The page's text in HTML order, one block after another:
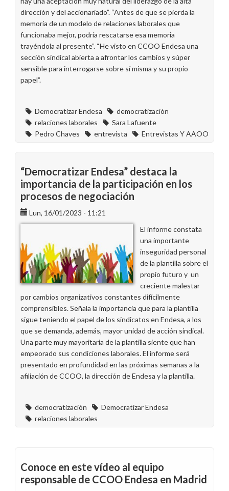
dirección y del accionariado”. “Antes de que se pierda la
memoria de un modelo de relaciones laborales que
funcionaba mejor, podría rescatarse esa memoria
trayéndola al presente”. “He visto en CCOO Endesa una
sección sindical abierta a afrontar los cambios y súper
sensible para interrogarse sobre sí misma y su propio
papel”.
Democratizar Endesa
democratización
relaciones laborales
Sara Lafuente
Pedro Chaves
entrevista Entrevistas Y AAOO
“Democratizar Endesa” destaca la
importancia de la participación en los
procesos de negociación
Lun, 16/01/2023 - 11:21
El informe constata
una importante
inseguridad personal
de la plantilla sobre el
propio futuro y un
creciente malestar
por cambios organizativos constantes difícilmente
comprensibles. Señala la importancia que para la plantilla
sigue teniendo el papel de los sindicatos en Endesa, a los
que se demanda, además, mayor unidad de acción sindical.
Una parte muy mayoritaria de la plantilla siente que han
empeorado sus condiciones laborales. El informe será
presentado en profundidad en las próximas semanas a la
afiliación de CCOO, la dirección de Endesa y la plantilla.
democratización
Democratizar Endesa
relaciones laborales
Conoce en este vídeo al equipo
responsable de CCOO Endesa en Madrid